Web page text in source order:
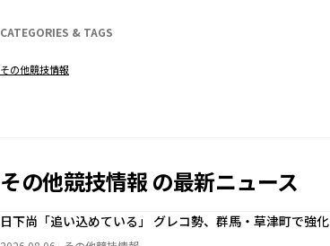
CATEGORIES & TAGS
その他競技情報
その他競技情報 の最新ニュース
日下尚「追い込めている」 グレコ勢、群馬・草津町で強化